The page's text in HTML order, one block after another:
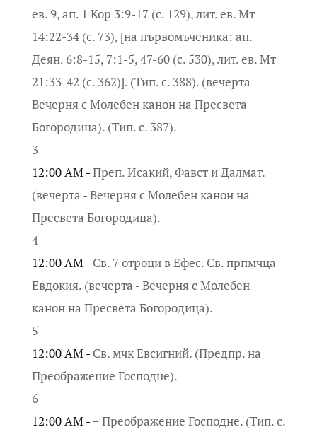
ев. 9, ап. 1 Кор 3:9-17 (с. 129), лит. ев. Мт
14:22-34 (с. 73), [на първомъченика: ап.
Деян. 6:8-15, 7:1-5, 47-60 (с. 530), лит. ев. Мт
21:33-42 (с. 362)]. (Тип. с. 388). (вечерта -
Вечерня с Молебен канон на Пресвета
Богородица). (Тип. с. 387).
3
12:00 AM -Преп. Исакий, Фавст и Далмат.
(вечерта - Вечерня с Молебен канон на
Пресвета Богородица).
4
12:00 AM - Св. 7 отроци в Ефес. Св. прпмчца
Евдокия. (вечерта - Вечерня с Молебен
канон на Пресвета Богородица).
5
12:00 AM - Св. мчк Евсигний. (Предпр. на
Преображение Господне).
6
12:00 AM -+ Преображение Господне. (Тип. с.